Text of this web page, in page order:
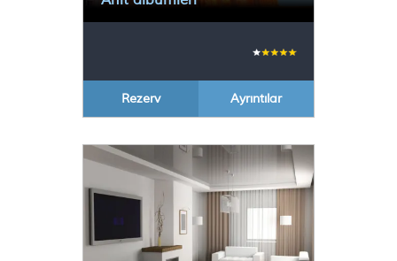
Rezerv Ayrıntılar